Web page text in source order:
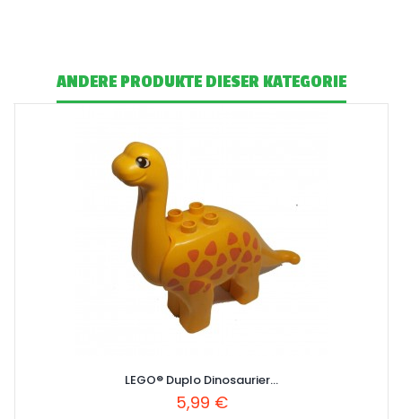
ANDERE PRODUKTE DIESER KATEGORIE
LEGO® Duplo Dinosaurier...
5,99 €